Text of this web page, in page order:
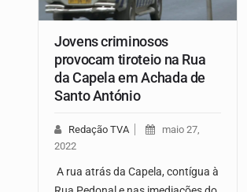
Jovens criminosos
provocam tiroteio na Rua
da Capela em Achada de
Santo António
Redação TVA
maio 27,
2022
A rua atrás da Capela, contígua à